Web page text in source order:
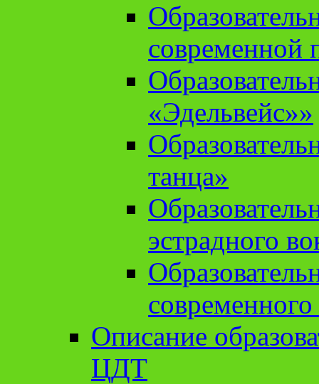
современной
«Эдельвейс»»
танца»
эстрадного
Описание
ЦДТ